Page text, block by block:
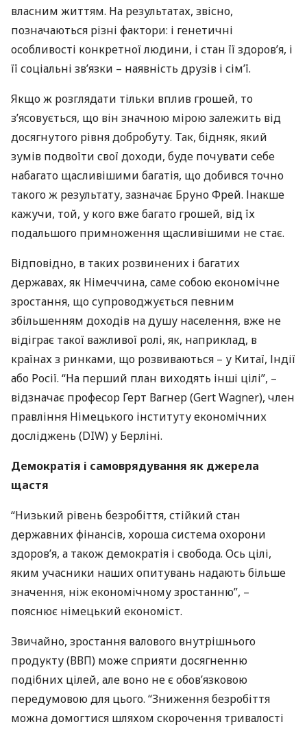
власним життям. На результатах, звісно, ​​
позначаються різні фактори: і генетичні
особливості конкретної людини, і стан її здоров’я, і ​​
її соціальні зв’язки – наявність друзів і сім’ї.
Якщо ж розглядати тільки вплив грошей, то
з’ясовується, що він значною мірою залежить від
досягнутого рівня добробуту. Так, бідняк, який
зумів подвоїти свої доходи, буде почувати себе
набагато щасливішими багатія, що добився точно
такого ж результату, зазначає Бруно Фрей. Інакше
кажучи, той, у кого вже багато грошей, від їх
подальшого примноження щасливішими не стає.
Відповідно, в таких розвинених і багатих
державах, як Німеччина, саме собою економічне
зростання, що супроводжується певним
збільшенням доходів на душу населення, вже не
відіграє такої важливої ​​ролі, як, наприклад, в
країнах з ринками, що розвиваються – у Китаї, Індії
або Росії. “На перший план виходять інші цілі”, –
відзначає професор Герт Вагнер (Gert Wagner), член
правління Німецького інституту економічних
досліджень (DIW) у Берліні.
Демократія і самоврядування як джерела
щастя
“Низький рівень безробіття, стійкий стан
державних фінансів, хороша система охорони
здоров’я, а також демократія і свобода. Ось цілі,
яким учасники наших опитувань надають більше
значення, ніж економічному зростанню”, –
пояснює німецький економіст.
Звичайно, зростання валового внутрішнього
продукту (ВВП) може сприяти досягненню
подібних цілей, але воно не є обов’язковою
передумовою для цього. “Зниження безробіття
можна домогтися шляхом скорочення тривалості